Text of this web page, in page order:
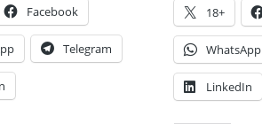
Facebook
Telegram
18+
WhatsApp
LinkedIn